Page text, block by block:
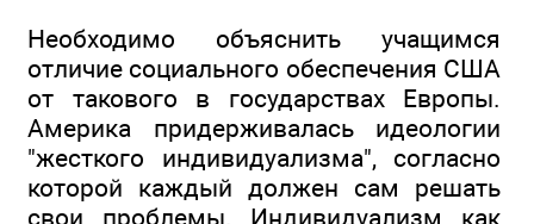
Необходимо объяснить учащимся
отличие социального обеспечения США
от такового в государствах Европы.
Америка придерживалась идеологии
"жесткого индивидуализма", согласно
которой каждый должен сам решать
свои проблемы. Индивидуализм как